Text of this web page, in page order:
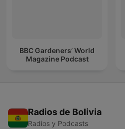
BBC Gardeners’ World
Magazine Podcast
Radios de Bolivia
Radios y Podcasts